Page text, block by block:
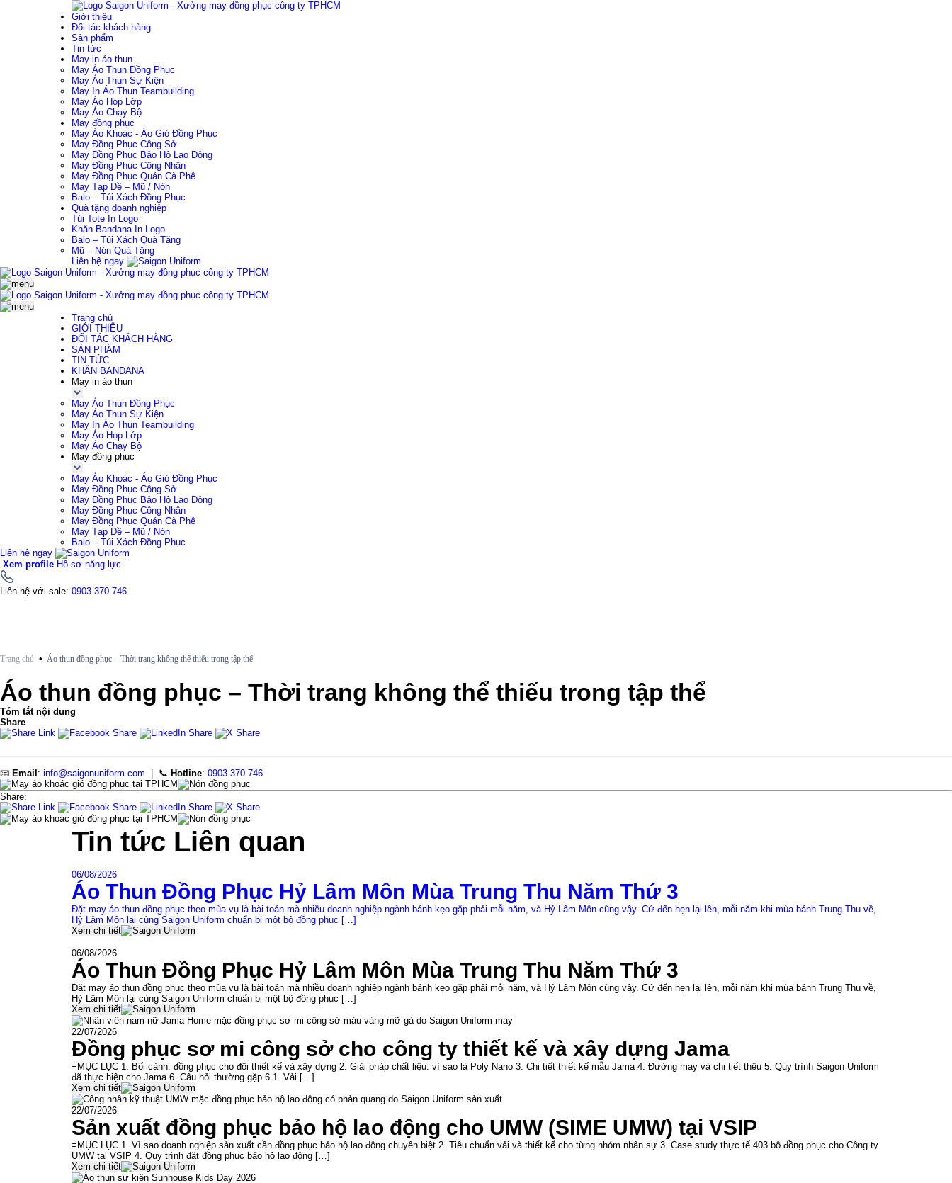
Giới thiệu
Đối tác khách hàng
Sản phẩm
Tin tức
May in áo thun
May Áo Thun Đồng Phục
May Áo Thun Sự Kiện
May In Áo Thun Teambuilding
May Áo Họp Lớp
May Áo Chạy Bộ
May đồng phục
May Áo Khoác - Áo Gió Đồng Phục
May Đồng Phục Công Sở
May Đồng Phục Bảo Hộ Lao Động
May Đồng Phục Công Nhân
May Đồng Phục Quán Cà Phê
May Tạp Dề – Mũ / Nón
Balo – Túi Xách Đồng Phục
Quà tặng doanh nghiệp
Túi Tote In Logo
Khăn Bandana In Logo
Balo – Túi Xách Quà Tặng
Mũ – Nón Quà Tặng
Liên hệ ngay
Trang chủ
GIỚI THIỆU
ĐỐI TÁC KHÁCH HÀNG
SẢN PHẨM
TIN TỨC
KHĂN BANDANA
May in áo thun
May Áo Thun Đồng Phục
May Áo Thun Sự Kiện
May In Áo Thun Teambuilding
May Áo Họp Lớp
May Áo Chạy Bộ
May đồng phục
May Áo Khoác - Áo Gió Đồng Phục
May Đồng Phục Công Sở
May Đồng Phục Bảo Hộ Lao Động
May Đồng Phục Công Nhân
May Đồng Phục Quán Cà Phê
May Tạp Dề – Mũ / Nón
Balo – Túi Xách Đồng Phục
Liên hệ ngay
Xem profile Hồ sơ năng lực
Liên hệ với sale: 0903 370 746
Trang chủ • Áo thun đồng phục – Thời trang không thể thiếu trong tập thể
Áo thun đồng phục – Thời trang không thể thiếu trong tập thể
Tóm tắt nội dung
Share
📧 Email : info@saigonuniform.com | 📞 Hotline: 0903 370 746
Share:
Tin tức Liên quan
06/08/2026
Áo Thun Đồng Phục Hỷ Lâm Môn Mùa Trung Thu Năm Thứ 3
Đặt may áo thun đồng phục theo mùa vụ là bài toán mà nhiều doanh nghiệp ngành bánh kẹo gặp phải mỗi năm, và Hỷ Lâm Môn cũng vậy. Cứ đến hẹn lại lên, mỗi năm khi mùa bánh Trung Thu về,
Hỷ Lâm Môn lại cùng Saigon Uniform chuẩn bị một bộ đồng phục […]
Xem chi tiết
06/08/2026
Áo Thun Đồng Phục Hỷ Lâm Môn Mùa Trung Thu Năm Thứ 3
Đặt may áo thun đồng phục theo mùa vụ là bài toán mà nhiều doanh nghiệp ngành bánh kẹo gặp phải mỗi năm, và Hỷ Lâm Môn cũng vậy. Cứ đến hẹn lại lên, mỗi năm khi mùa bánh Trung Thu về,
Hỷ Lâm Môn lại cùng Saigon Uniform chuẩn bị một bộ đồng phục […]
Xem chi tiết
22/07/2026
Đồng phục sơ mi công sở cho công ty thiết kế và xây dựng Jama
≡MỤC LỤC 1. Bối cảnh: đồng phục cho đội thiết kế và xây dựng 2. Giải pháp chất liệu: vì sao là Poly Nano 3. Chi tiết thiết kế mẫu Jama 4. Đường may và chi tiết thêu 5. Quy trình Saigon Uniform
đã thực hiện cho Jama 6. Câu hỏi thường gặp 6.1. Vải […]
Xem chi tiết
22/07/2026
Sản xuất đồng phục bảo hộ lao động cho UMW (SIME UMW) tại VSIP
≡MỤC LỤC 1. Vì sao doanh nghiệp sản xuất cần đồng phục bảo hộ lao động chuyên biệt 2. Tiêu chuẩn vải và thiết kế cho từng nhóm nhân sự 3. Case study thực tế 403 bộ đồng phục cho Công ty
UMW tại VSIP 4. Quy trình đặt đồng phục bảo hộ lao động […]
Xem chi tiết